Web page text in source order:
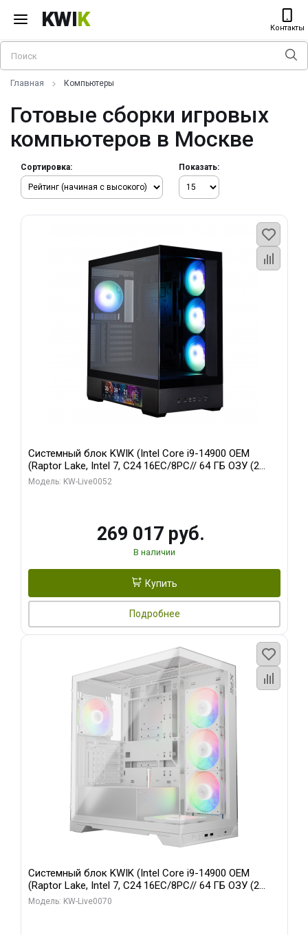
KWIK Контакты
Главная Компьютеры
Готовые сборки игровых
компьютеров в Москве
Сортировка: Показать:
Системный блок KWIK (Intel Core i9-14900 OEM
(Raptor Lake, Intel 7, C24 16EC/8PC// 64 ГБ ОЗУ (2
модуля)/ Palit RTX5080 GAMINGPRO OC 16GB GDDR7
Модель: KW-Live0052
269 017 руб.
В наличии
Купить
Подробнее
Системный блок KWIK (Intel Core i9-14900 OEM
(Raptor Lake, Intel 7, C24 16EC/8PC// 64 ГБ ОЗУ (2
модуля)/ Gigabyte RTX5080 XTREME WATERFORCE
Модель: KW-Live0070